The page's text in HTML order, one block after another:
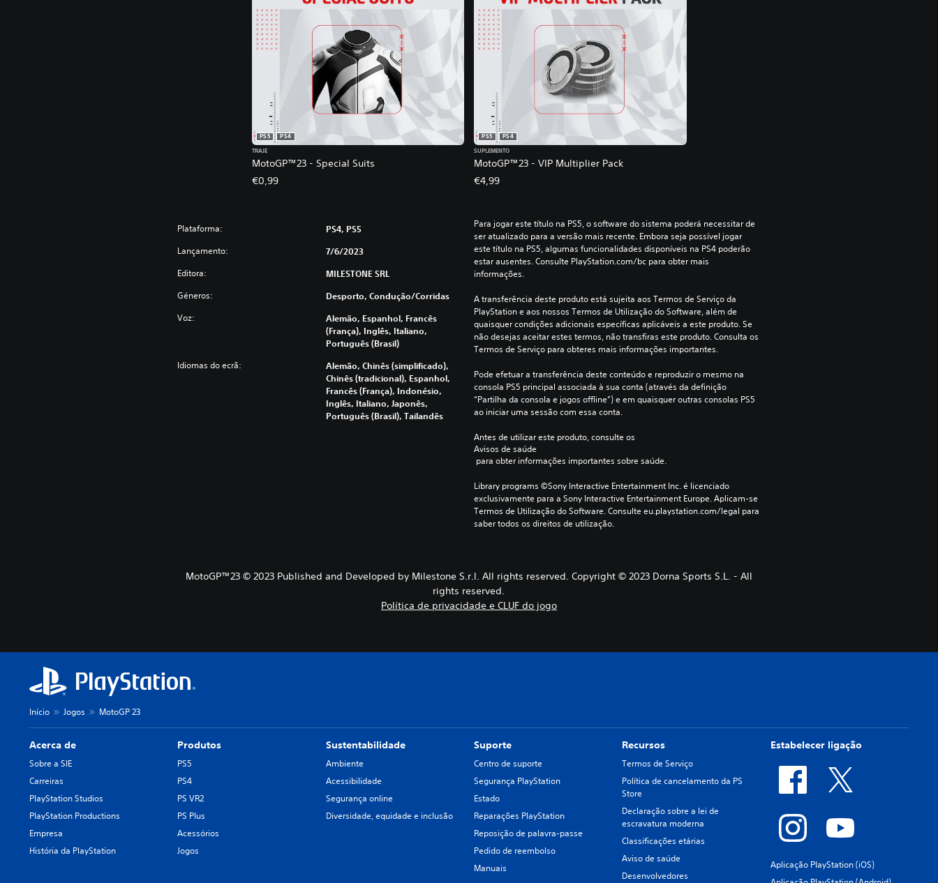
MotoGP™23 - Special Suits
PS5
PS4
TRAJE
€0,99
MotoGP™23 - VIP Multiplier Pack
PS5
PS4
SUPLEMENTO
€4,99
Plataforma: PS4, PS5
Lançamento: 7/6/2023
Editora: MILESTONE SRL
Géneros: Desporto, Condução/corridas
Voz:
Alemão, Espanhol, Francês
(França), Inglês, Italiano,
Português (Brasil)
Idiomas do ecrã:
Alemão, Chinês (simplificado),
Chinês (tradicional), Espanhol,
Francês (França), Indonésio,
Inglês, Italiano, Japonês,
Português (Brasil), Tailandês
Para jogar este título na PS5, o software do sistema poderá necessitar de
ser atualizado para a versão mais recente. Embora seja possível jogar
este título na PS5, algumas funcionalidades disponíveis na PS4 poderão
estar ausentes. Consulte PlayStation.com/bc para obter mais
informações.
A transferência deste produto está sujeita aos Termos de Serviço da
PlayStation e aos nossos Termos de Utilização do Software, além de
quaisquer condições adicionais específicas aplicáveis a este produto. Se
não desejas aceitar estes termos, não transfiras este produto. Consulta os
Termos de Serviço para obteres mais informações importantes.
Pode efetuar a transferência deste conteúdo e reproduzir o mesmo na
consola PS5 principal associada à sua conta (através da definição
“Partilha da consola e jogos offline”) e em quaisquer outras consolas PS5
ao iniciar uma sessão com essa conta.
Antes de utilizar este produto, consulte os
Avisos de saúde
para obter informações importantes sobre saúde.
Library programs ©Sony Interactive Entertainment Inc. é licenciado
exclusivamente para a Sony Interactive Entertainment Europe. Aplicam-se
Termos de Utilização do Software. Consulte eu.playstation.com/legal para
saber todos os direitos de utilização.
MotoGP™23 © 2023 Published and Developed by Milestone S.r.l. All rights reserved. Copyright © 2023 Dorna Sports S.L. - All
rights reserved.
Política de privacidade e CLUF do jogo
Início Jogos MotoGP 23
Acerca de
Sobre a SIE
Carreiras
PlayStation Studios
PlayStation Productions
Empresa
História da PlayStation
Produtos
PS5
PS4
PS VR2
PS Plus
Acessórios
Jogos
Sustentabilidade
Ambiente
Acessibilidade
Segurança online
Diversidade, equidade e inclusão
Suporte
Centro de suporte
Segurança PlayStation
Estado
Reparações PlayStation
Reposição de palavra-passe
Pedido de reembolso
Manuais
Recursos
Termos de Serviço
Política de cancelamento da PS
Store
Declaração sobre a lei de
escravatura moderna
Classificações etárias
Aviso de saúde
Desenvolvedores
Estabelecer ligação
Aplicação PlayStation (iOS)